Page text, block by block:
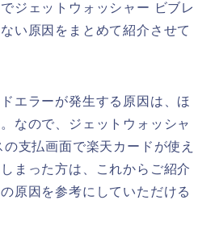
ジェットウォッシャー ビブレ
い原因をまとめて紹介させて
エラーが発生する原因は、ほ
なので、ジェットウォッシャ
支払画面で楽天カードが使え
まった方は、これからご紹介
原因を参考にしていただける